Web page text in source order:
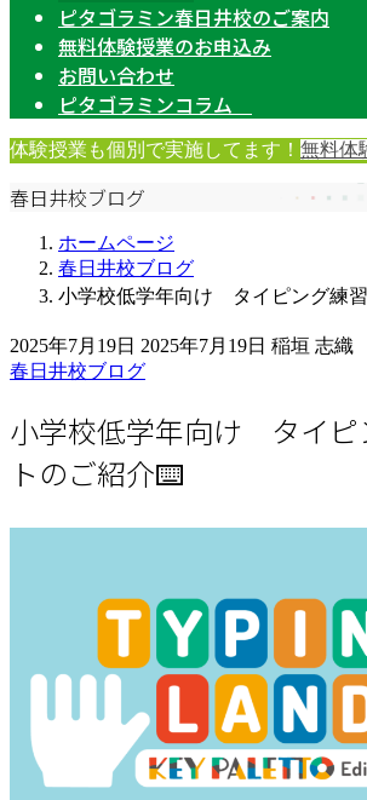
ピタゴラミン春日井校のご案内
無料体験授業のお申込み
お問い合わせ
ピタゴラミンコラム
体験授業も個別で実施してます！ 無料体
春日井校ブログ
ホームページ
春日井校ブログ
小学校低学年向け タイピング練
2025年7月19日 2025年7月19日 稲垣 志織
春日井校ブログ
小学校低学年向け タイピ
トのご紹介⌨️